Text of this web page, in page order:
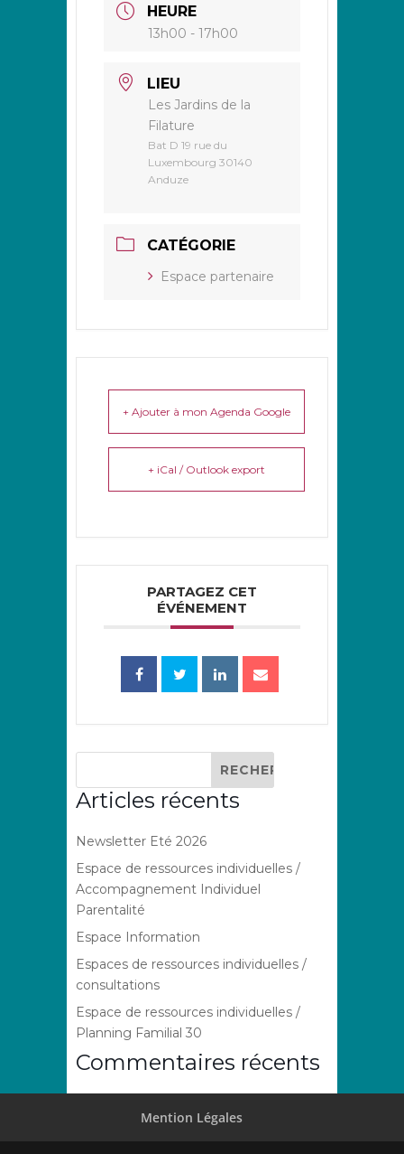
HEURE
13h00 - 17h00
LIEU
Les Jardins de la
Filature
Bat D 19 rue du
Luxembourg 30140
Anduze
CATÉGORIE
Espace partenaire
+ Ajouter à mon Agenda Google
+ iCal / Outlook export
PARTAGEZ CET
ÉVÉNEMENT
Articles récents
Newsletter Eté 2026
Espace de ressources individuelles /
Accompagnement Individuel
Parentalité
Espace Information
Espaces de ressources individuelles /
consultations
Espace de ressources individuelles /
Planning Familial 30
Commentaires récents
Mention Légales